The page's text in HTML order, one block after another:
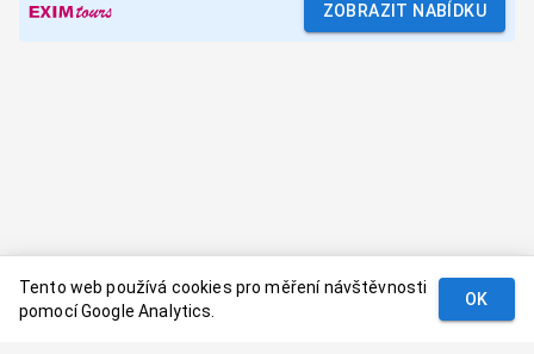
ZOBRAZIT NABÍDKU
Tento web používá cookies pro měření návštěvnosti
pomocí Google Analytics.
OK